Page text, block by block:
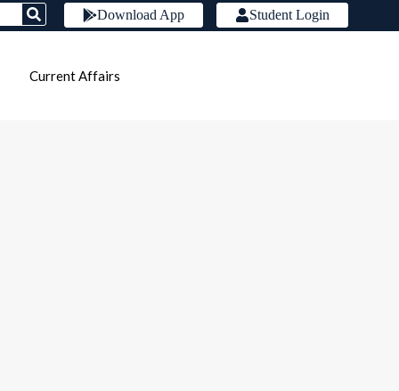
Download App Student Login
Current Affairs